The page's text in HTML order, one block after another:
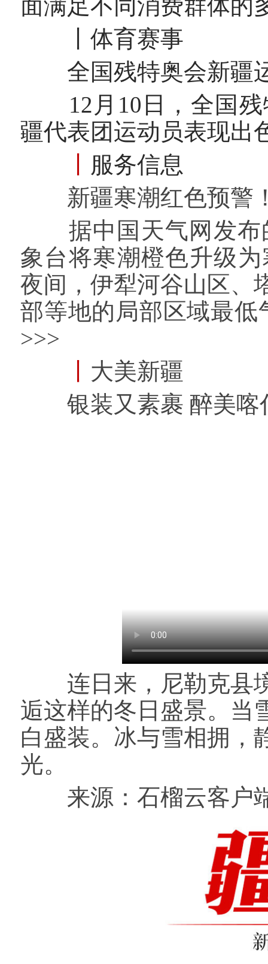
面满足不同消费群体的
体育赛事
全国残特奥会新疆
12月10日，全国残
疆代表团运动员表现出
服务信息
新疆寒潮红色预警
据中国天气网发布
象台将寒潮橙色升级
夜间，伊犁河谷山区、
部等地的局部区域最
>>>
大美新疆
银装又素裹 醉美喀
连日来，尼勒克县境
逅这样的冬日盛景。当
白盛装。冰与雪相拥，
光。
来源：石榴云客户